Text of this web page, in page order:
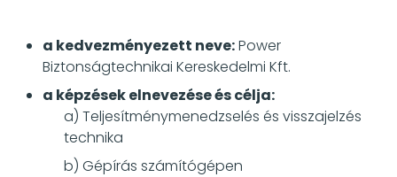
a kedvezményezett neve:Power
Biztonságtechnikai Kereskedelmi Kft.
a képzések elnevezése és célja:
a) Teljesítménymenedzselés és visszajelzés
technika
b) Gépírás számítógépen